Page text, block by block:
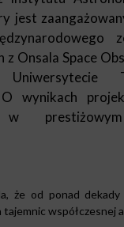
jest
z Onsala Space
Uniwersytecie
O wynikach
w
że od ponad
tajemnic współczesnej